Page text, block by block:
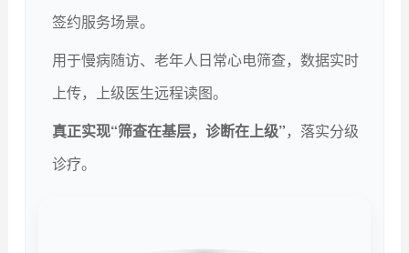
签约服务场景。
用于慢病随访、老年人日常心电筛查，数据实时
上传，上级医生远程读图。
真正实现“筛查在基层，诊断在上级”，落实分级
诊疗。